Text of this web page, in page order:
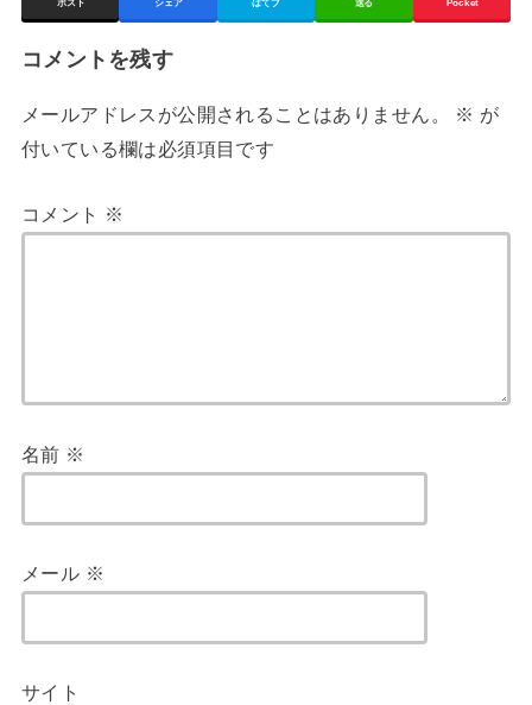
ポスト シェア はてブ 送る Pocket
コメントを残す
メールアドレスが公開されることはありません。 ※ が
付いている欄は必須項目です
コメント ※
名前 ※
メール ※
サイト